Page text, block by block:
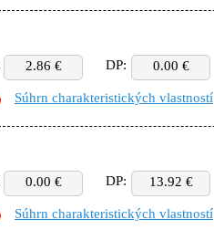
2.86 € DP: 0.00 €
Súhrn charakteristických vlastností
0.00 € DP: 13.92 €
Súhrn charakteristických vlastností